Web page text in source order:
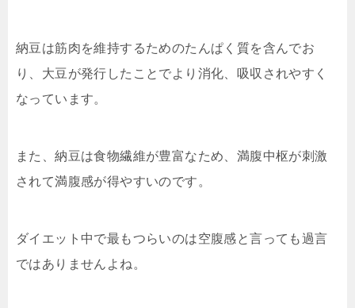
納豆は筋肉を維持するためのたんぱく質を含んでお
り、大豆が発行したことでより消化、吸収されやすく
なっています。
また、納豆は食物繊維が豊富なため、満腹中枢が刺激
されて満腹感が得やすいのです。
ダイエット中で最もつらいのは空腹感と言っても過言
ではありませんよね。